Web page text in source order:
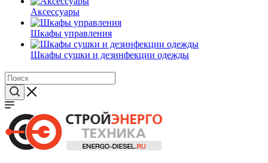
Аксессуары
Шкафы управления
Шкафы сушки и дезинфекции одежды